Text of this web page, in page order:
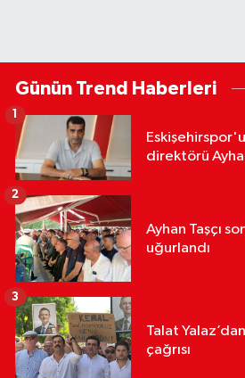
Günün Trend Haberleri
direktörü
1
Ayhan Taşçı
uğurlandı
2
Talat
çağrısı
3